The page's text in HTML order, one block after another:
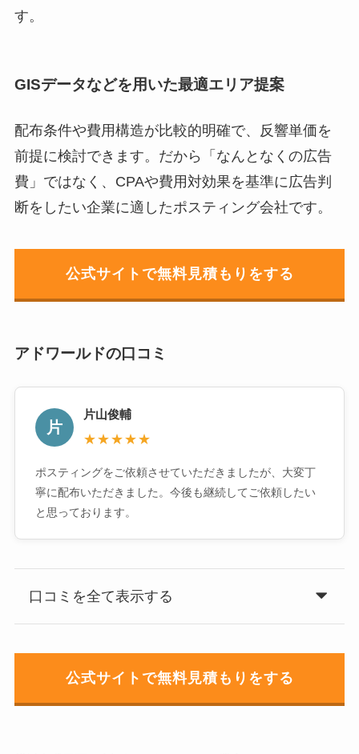
す。
GISデータなどを用いた最適エリア提案
配布条件や費用構造が比較的明確で、反響単価を
前提に検討できます。だから「なんとなくの広告
費」ではなく、CPAや費用対効果を基準に広告判
断をしたい企業に適したポスティング会社です。
公式サイトで無料見積もりをする
アドワールドの口コミ
片
片山俊輔
★★★★★
ポスティングをご依頼させていただきましたが、大変丁
寧に配布いただきました。今後も継続してご依頼したい
と思っております。
口コミを全て表示する
公式サイトで無料見積もりをする